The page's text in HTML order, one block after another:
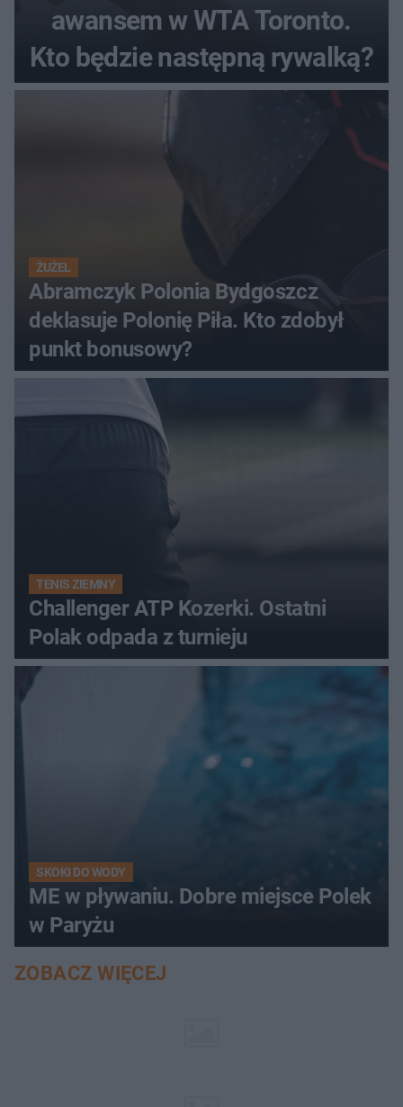
awansem w WTA Toronto.
Kto będzie następną rywalką?
ŻUŻEL
Abramczyk Polonia Bydgoszcz
deklasuje Polonię Piła. Kto zdobył
punkt bonusowy?
TENIS ZIEMNY
Challenger ATP Kozerki. Ostatni
Polak odpada z turnieju
SKOKI DO WODY
ME w pływaniu. Dobre miejsce Polek
w Paryżu
ZOBACZ WIĘCEJ